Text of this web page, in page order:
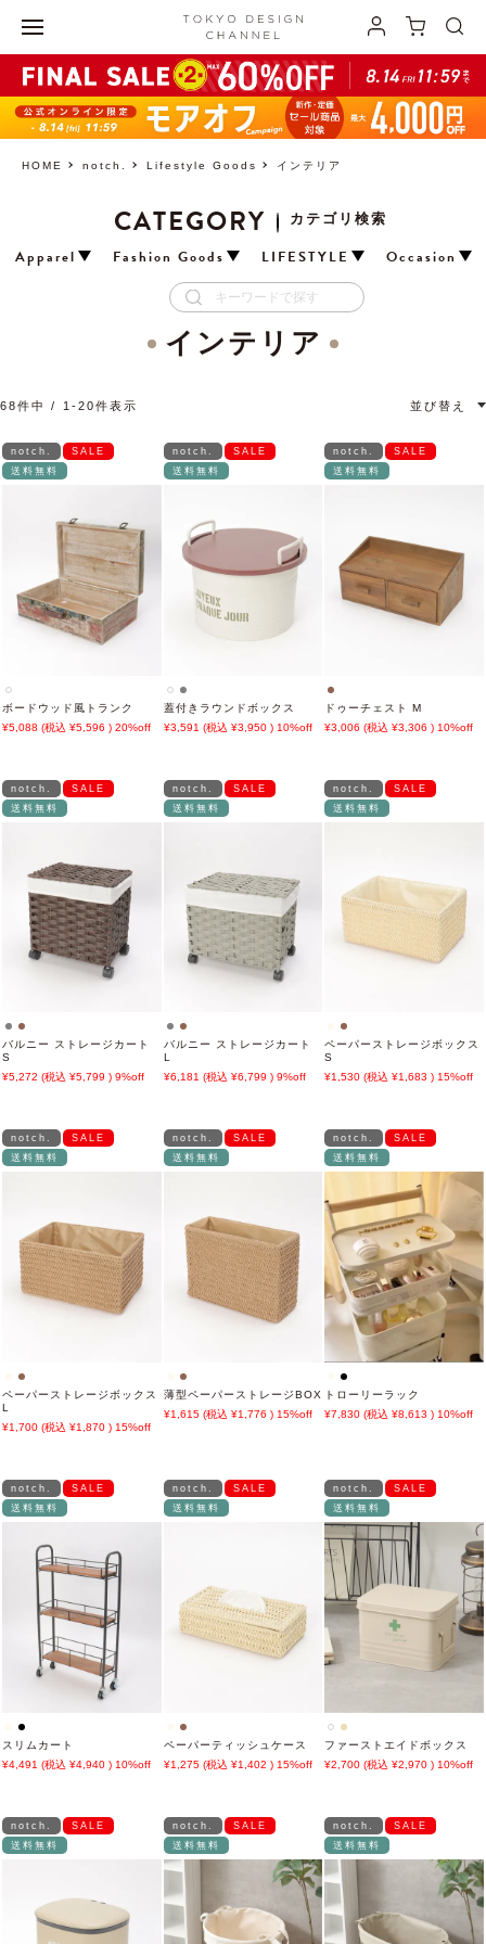
HOME notch. Lifestyle Goods インテリア
CATEGORY
カテゴリ検索
Apparel
Fashion Goods LIFESTYLE Occasion
インテリア
並び替え
68件中 1 -20件表示
notch.
SALE
送料無料
ボードウッド風トランク
5,088
5,596 20%off
notch.
SALE
送料無料
蓋付きラウンドボックス
3,591
3,950 10%off
notch.
SALE
送料無料
ドゥーチェスト M
3,006
3,306 10%off
notch.
SALE
送料無料
バルニー ストレージカート
S
5,272
5,799 9%off
notch.
SALE
送料無料
バルニー ストレージカート
L
6,181
6,799 9%off
notch.
SALE
送料無料
ペーパーストレージボックス
S
1,530
1,683 15%off
notch.
SALE
送料無料
ペーパーストレージボックス
L
1,700
1,870 15%off
notch.
SALE
送料無料
薄型ペーパーストレージBOX
1,615
1,776 15%off
notch.
SALE
送料無料
トローリーラック
7,830
8,613 10%off
notch.
SALE
送料無料
スリムカート
4,491
4,940 10%off
notch.
SALE
送料無料
ペーパーティッシュケース
1,275
1,402 15%off
notch.
SALE
送料無料
ファーストエイドボックス
2,700
2,970 10%off
notch.
SALE
送料無料
notch.
SALE
送料無料
notch.
SALE
送料無料